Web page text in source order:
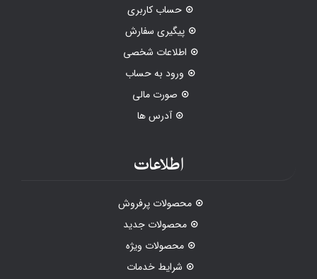
حساب کاربری
پیگیری سفارش
اطلاعات شخصی
ورود به حساب
صورت مالی
آدرس ها
اطلاعات
محصولات پرفروش
محصولات جدید
محصولات ویژه
شرایط خدمات